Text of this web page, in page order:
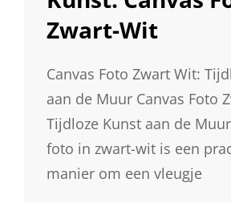
Zwart-Wit
Canvas Foto Zwart Wit:
aan de Muur Canvas Foto
Tijdloze Kunst aan de
foto in zwart-wit is een
manier om een vleugje